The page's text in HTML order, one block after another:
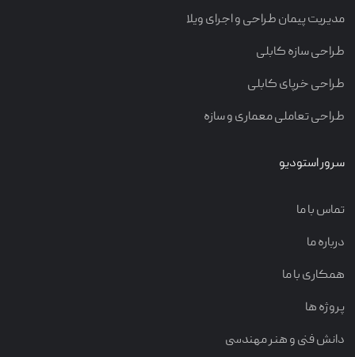
مدیریت پیمان طراحی و اجرای ویلا
طراحی سازه کابلی
طراحی خرپای کابلی
طراحی تعاملی معماری و سازه
سرور استودیو
تماس با ما
درباره ما
همکاری با ما
پروژه ها
دانش فنی و هنر مهندسی